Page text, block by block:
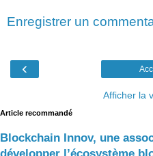
Enregistrer un
‹
Afficher la
Article recommandé
Blockchain Innov, une